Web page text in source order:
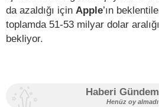
da azaldığı için Apple’ın
toplamda 51-53 milyar dolar
bekliyor.
Haberi
Henüz oy almadı